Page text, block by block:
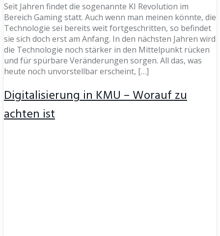
Seit Jahren findet die sogenannte KI Revolution im
Bereich Gaming statt. Auch wenn man meinen könnte, die
Technologie sei bereits weit fortgeschritten, so befindet
sie sich doch erst am Anfang. In den nächsten Jahren wird
die Technologie noch stärker in den Mittelpunkt rücken
und für spürbare Veränderungen sorgen. All das, was
heute noch unvorstellbar erscheint, […]
Digitalisierung in KMU – Worauf zu
achten ist